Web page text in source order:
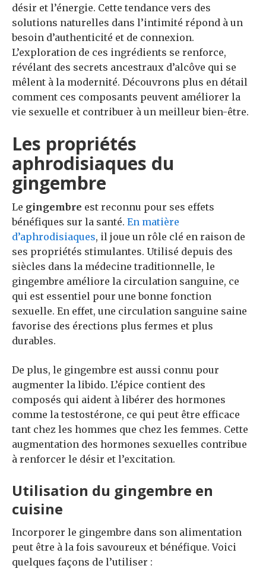
désir et l’énergie. Cette tendance vers des
solutions naturelles dans l’intimité répond à un
besoin d’authenticité et de connexion.
L’exploration de ces ingrédients se renforce,
révélant des secrets ancestraux d’alcôve qui se
mêlent à la modernité. Découvrons plus en détail
comment ces composants peuvent améliorer la
vie sexuelle et contribuer à un meilleur bien-être.
Les propriétés
aphrodisiaques du
gingembre
Le gingembre est reconnu pour ses effets
bénéfiques sur la santé. En matière
d’aphrodisiaques, il joue un rôle clé en raison de
ses propriétés stimulantes. Utilisé depuis des
siècles dans la médecine traditionnelle, le
gingembre améliore la circulation sanguine, ce
qui est essentiel pour une bonne fonction
sexuelle. En effet, une circulation sanguine saine
favorise des érections plus fermes et plus
durables.
De plus, le gingembre est aussi connu pour
augmenter la libido. L’épice contient des
composés qui aident à libérer des hormones
comme la testostérone, ce qui peut être efficace
tant chez les hommes que chez les femmes. Cette
augmentation des hormones sexuelles contribue
à renforcer le désir et l’excitation.
Utilisation du gingembre en
cuisine
Incorporer le gingembre dans son alimentation
peut être à la fois savoureux et bénéfique. Voici
quelques façons de l’utiliser :